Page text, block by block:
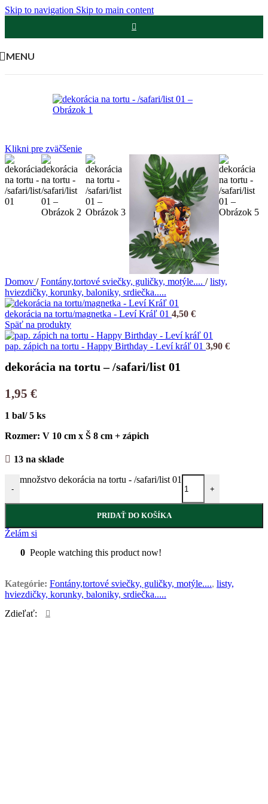
Skip to navigation Skip to main content
MENU
Klikni pre zväčšenie
Domov / Fontány,tortové sviečky, guličky, motýle.... / listy,
hviezdičky, korunky, baloniky, srdiečka.....
dekorácia na tortu/magnetka - Leví Kráľ 01 4,50 €
Späť na produkty
pap. zápich na tortu - Happy Birthday - Leví kráľ 01 3,90 €
dekorácia na tortu – /safari/list 01
1,95 €
1 bal/ 5 ks
Rozmer: V 10 cm x Š 8 cm + zápich
13 na sklade
-
množstvo dekorácia na tortu - /safari/list 01
+
PRIDAŤ DO KOŠÍKA
Želám si
0 People watching this product now!
Kategórie: Fontány,tortové sviečky, guličky, motýle...., listy,
hviezdičky, korunky, baloniky, srdiečka.....
Zdieľať: